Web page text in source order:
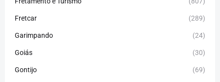
Fretcar (289)
Garimpando (24)
Goiás (30)
Gontijo (69)